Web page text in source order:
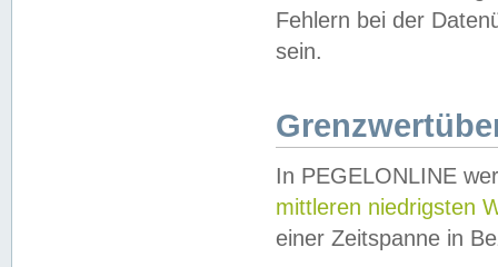
Fehlern bei der
sein.
In PEGELONLINE
mittleren niedrigsten
einer Zeitspanne in